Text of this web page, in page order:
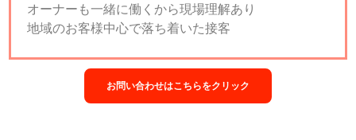
オーナーも一緒に働くから現場理解あり
地域のお客様中心で落ち着いた接客
お問い合わせはこちらをクリック